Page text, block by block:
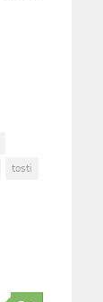
tosti